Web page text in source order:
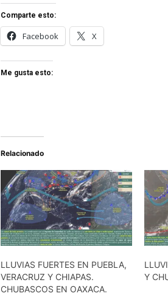
Comparte esto:
Facebook X
Me gusta esto:
Relacionado
LLUVIAS FUERTES EN PUEBLA,
VERACRUZ Y CHIAPAS.
CHUBASCOS EN OAXACA.
Y